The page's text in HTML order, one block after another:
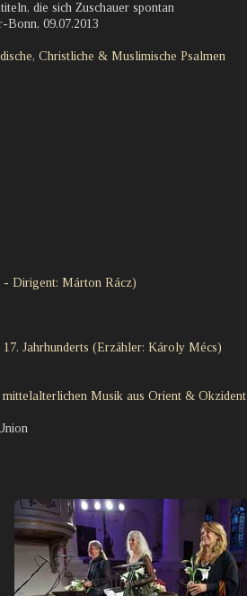
die sich Zuschauer spontan
09.07.2013
Christliche & Muslimische Psalmen
Dirigent: Márton Rácz)
Jahrhunderts (Erzähler: Károly Mécs)
Musik aus Orient & Okzident